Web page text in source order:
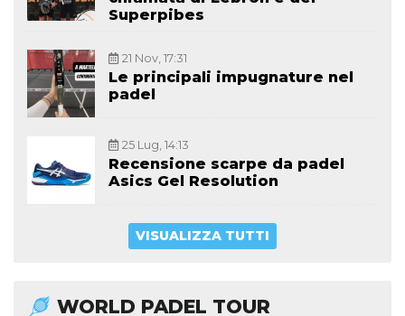
Superpibes
21 Nov, 17:31
Le principali impugnature nel
padel
25 Lug, 14:13
Recensione scarpe da padel
Asics Gel Resolution
VISUALIZZA TUTTI
WORLD PADEL TOUR